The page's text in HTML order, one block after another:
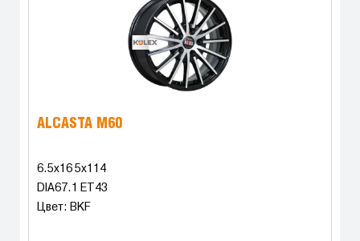
ALCASTA M60
6.5x16 5x114
DIA67.1 ET43
Цвет: BKF